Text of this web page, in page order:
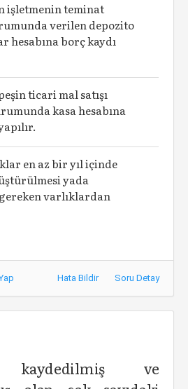
işletmenin teminat
verilen depozito
hesabına borç kaydı
ticari mal satışı
kasa hesabına
en az bir yıl içinde
yada
varlıklardan
Hata Bildir Soru Detay
kaydedilmiş ve